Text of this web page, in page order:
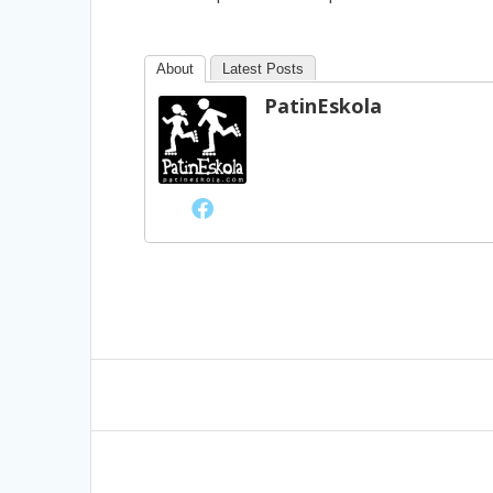
About Latest Posts
PatinEskola
zehar